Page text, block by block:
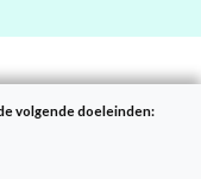
volgende doeleinden: